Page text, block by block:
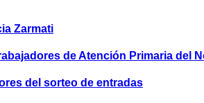
Zarmati
de Atención Primaria del
del sorteo de entradas